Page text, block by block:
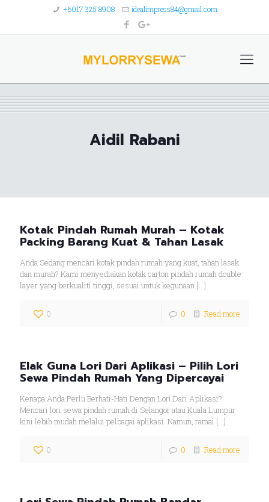
+6017 325 8908 idealimpress84@gmail.com
Aidil Rabani
Kotak Pindah Rumah Murah – Kotak
Packing Barang Kuat & Tahan Lasak
Anda Sedang mencari kotak pindah rumah yang kuat, tahan lasak
dan murah? Kami menyediakan kotak carton pindah rumah double
layer yang berkualiti tinggi, sesuai untuk kegunaan […]
0 0 Read more
Elak Guna Lori Dari Aplikasi – Pilih Lori
Sewa Pindah Rumah Yang Dipercayai
Kenapa Anda Perlu Berhati-Hati Dengan Lori Dari Aplikasi?
Mencari lori sewa pindah rumah di Selangor atau Kuala Lumpur
kini lebih mudah melalui pelbagai aplikasi. Namun, ramai […]
0 0 Read more